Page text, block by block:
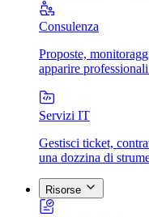
Consulenza
Proposte,
apparire
Servizi IT
Gestisci ticket,
una dozzina di
Risorse